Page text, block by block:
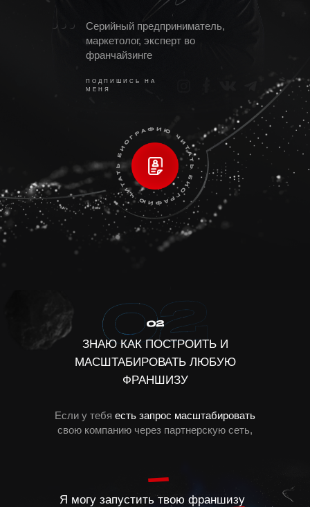
Серийный предприниматель,
маркетолог, эксперт во
франчайзинге
ПОДПИШИСЬ НА
МЕНЯ
ЗНАЮ КАК ПОСТРОИТЬ И
МАСШТАБИРОВАТЬ ЛЮБУЮ
ФРАНШИЗУ
Если у тебя есть запрос масштабировать
свою компанию через партнерскую сеть,
Я могу запустить твою франшизу